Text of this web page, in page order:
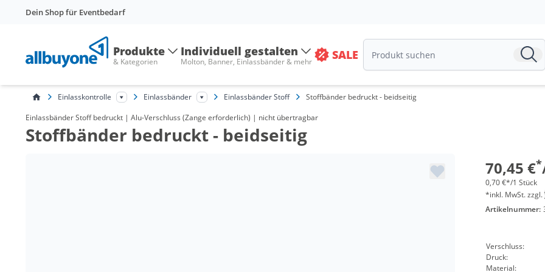
Dein Shop für Eventbedarf
Produkte
& Kategorien
Individuell gestalten
Molton, Banner, Einlassbänder & mehr SALE
Einlasskontrolle Einlassbänder Einlassbänder Stoff Stoffbänder bedruckt - beidseitig
Einlassbänder Stoff bedruckt | Alu-Verschluss (Zange erforderlich) | nicht übertragbar
Stoffbänder bedruckt - beidseitig
70,45 €*
ab 3
ab 5
ab 100
ab 300
0,70 €*/1 Stück
*inkl. MwSt. zzgl.
Artikelnummer:
Verschluss:
Druck:
Material: